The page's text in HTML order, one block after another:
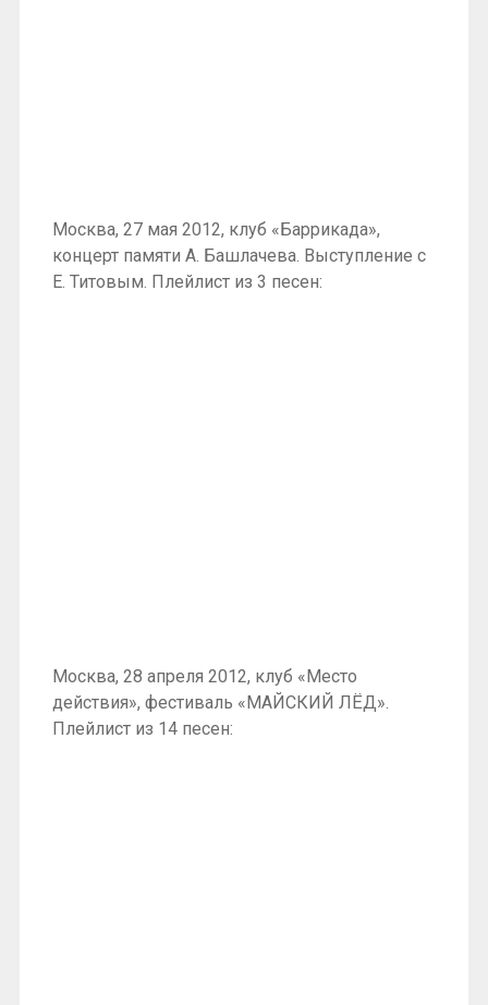
Москва, 27 мая 2012, клуб «Баррикада»,
концерт памяти А. Башлачева. Выступление с
Е. Титовым. Плейлист из 3 песен:
Москва, 28 апреля 2012, клуб «Место
действия», фестиваль «МАЙСКИЙ ЛЁД».
Плейлист из 14 песен: